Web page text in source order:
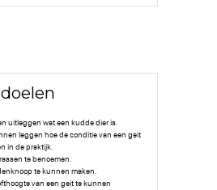
uitleggen wat een kudde dier is.
leggen hoe de conditie van een geit
in de praktijk.
te benoemen.
te kunnen maken.
van een geit te kunnen